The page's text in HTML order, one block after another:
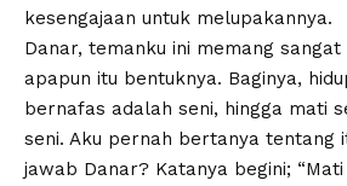
kesengajaan untuk melupakannya.
Danar, temanku ini memang sangat
apapun itu bentuknya. Baginya,
bernafas adalah seni, hingga mati
seni. Aku pernah bertanya tentang
jawab Danar? Katanya begini;